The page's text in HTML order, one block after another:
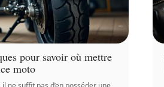
pour savoir où mettre
moto